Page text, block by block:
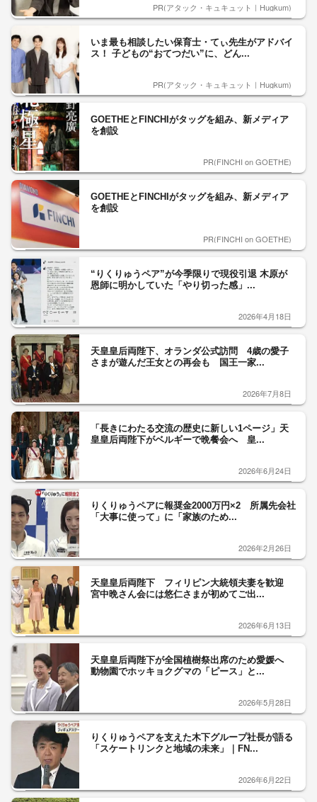
PR(アタック・キュキュット｜Hugkum)
いま最も相談したい保育士・てぃ先生がアドバイ
ス！ 子どもの“おてつだい”に、どん...
PR(アタック・キュキュット｜Hugkum)
GOETHEとFINCHIがタッグを組み、新メディア
を創設
PR(FINCHI on GOETHE)
GOETHEとFINCHIがタッグを組み、新メディア
を創設
PR(FINCHI on GOETHE)
“りくりゅうペア”が今季限りで現役引退 木原が
恩師に明かしていた「やり切った感」...
2026年4月18日
天皇皇后両陛下、オランダ公式訪問 4歳の愛子
さまが遊んだ王女との再会も 国王一家...
2026年7月8日
「長きにわたる交流の歴史に新しい1ページ」天
皇皇后両陛下がベルギーで晩餐会へ 皇...
2026年6月24日
りくりゅうペアに報奨金2000万円×2 所属先会社
「大事に使って」に「家族のため...
2026年2月26日
天皇皇后両陛下 フィリピン大統領夫妻を歓迎
宮中晩さん会には悠仁さまが初めてご出...
2026年6月13日
天皇皇后両陛下が全国植樹祭出席のため愛媛へ
動物園でホッキョクグマの「ピース」と...
2026年5月28日
りくりゅうペアを支えた木下グループ社長が語る
「スケートリンクと地域の未来」｜FN...
2026年6月22日